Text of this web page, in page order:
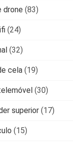
drone (83)
(24)
(32)
cela (19)
(30)
superior (17)
(15)